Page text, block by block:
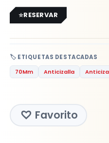
🏷️ ETIQUETAS DESTACADAS
70Mm
Anticizalla
RESERVAR
Favorito